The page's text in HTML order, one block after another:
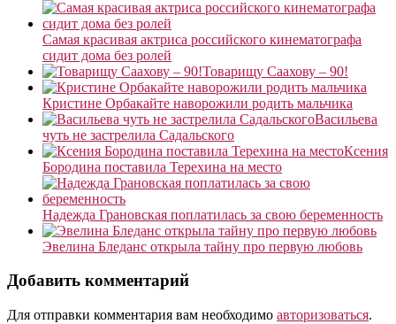
Самая красивая актриса российского кинематографа
сидит дома без ролей
Товарищу Саахову – 90!
Кристине Орбакайте наворожили родить мальчика
Васильева
чуть не застрелила Садальского
Ксения
Бородина поставила Терехина на место
Надежда Грановская поплатилась за свою беременность
Эвелина Бледанс открыла тайну про первую любовь
Добавить комментарий
Для отправки комментария вам необходимо авторизоваться.